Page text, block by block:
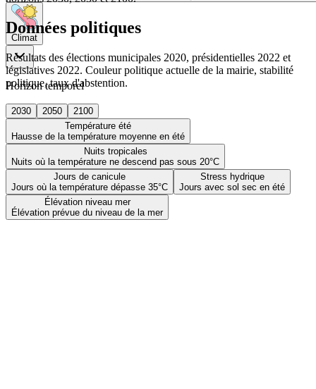
Climat
Horizon temporel
2030 2050
2100
Température été
Hausse de la température moyenne en été
Nuits tropicales
Nuits où la température ne descend pas sous 20°C
Jours de canicule
Jours où la température dépasse 35°C
Stress hydrique
Jours avec sol sec en été
Élévation niveau mer
Élévation prévue du niveau de la mer
Données politiques
Résultats des élections municipales 2020, présidentielles 2022 et
législatives 2022. Couleur politique actuelle de la mairie, stabilité
politique, taux d'abstention.